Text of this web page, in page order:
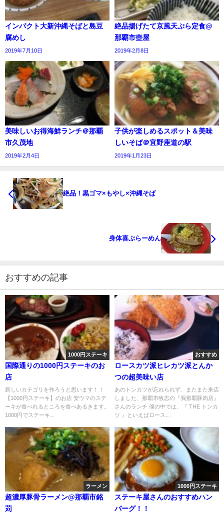
インパクト大新沖縄そばと島豆
腐めし
2019年7月10日
絶品揚げたて京風天ぷら定食@
那覇市壺屋
2019年2月8日
美味しいお得海鮮ランチ＠那覇
市久茂地
2019年2月4日
子供が楽しめるスポット＆美味
しいそば＠宜野座道の駅
2019年1月23日
絶品！黒ゴマ×もやし×沖縄そば
身体喜ぶらーめん
おすすめの記事
1000円ステーキ
国際通りの1000円ステーキのお
店
新しいカテゴリを作ろうと思います！！
【1000円ステーキ】のお店 安ウマのステ
ーキが食べれるところを食べあるきます。
1000円でステーキ...
おすすめ
ロースカツ派ヒレカツ派とんか
つの超美味い店
あのトンカツが忘れられず、またまた来店
しました、那覇市牧志の『我那覇豚肉店』
さんのランチ 僕の中では、『 THE トンカ
ツ 』といえばロース...
ラーメン
超濃厚豚骨ラーメン@那覇市銘
苅
1000円ステーキ
ステーキ屋さんのおすすめハン
バーグ！！